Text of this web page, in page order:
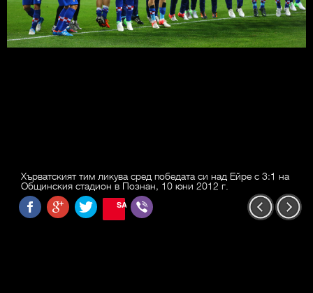
Хърватският тим ликува сред победата си над Ейре с 3:1 на
Общинския стадион в Познан, 10 юни 2012 г.
SAVE